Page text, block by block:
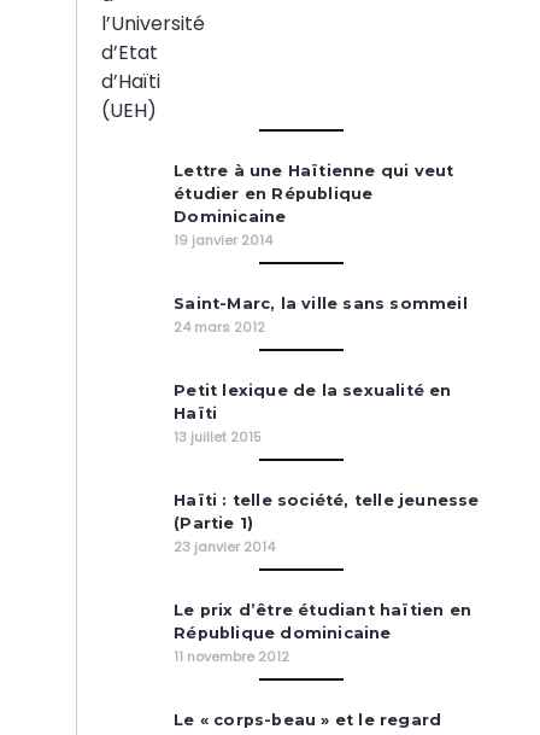
Lettre à une Haïtienne qui veut
étudier en République
Dominicaine
19 janvier 2014
Saint-Marc, la ville sans sommeil
24 mars 2012
Petit lexique de la sexualité en
Haïti
13 juillet 2015
Haïti : telle société, telle jeunesse
(Partie 1)
23 janvier 2014
Le prix d’être étudiant haïtien en
République dominicaine
11 novembre 2012
Le « corps-beau » et le regard